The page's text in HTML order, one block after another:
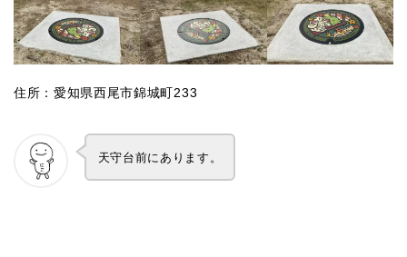
住所：愛知県西尾市錦城町233
天守台前にあります。